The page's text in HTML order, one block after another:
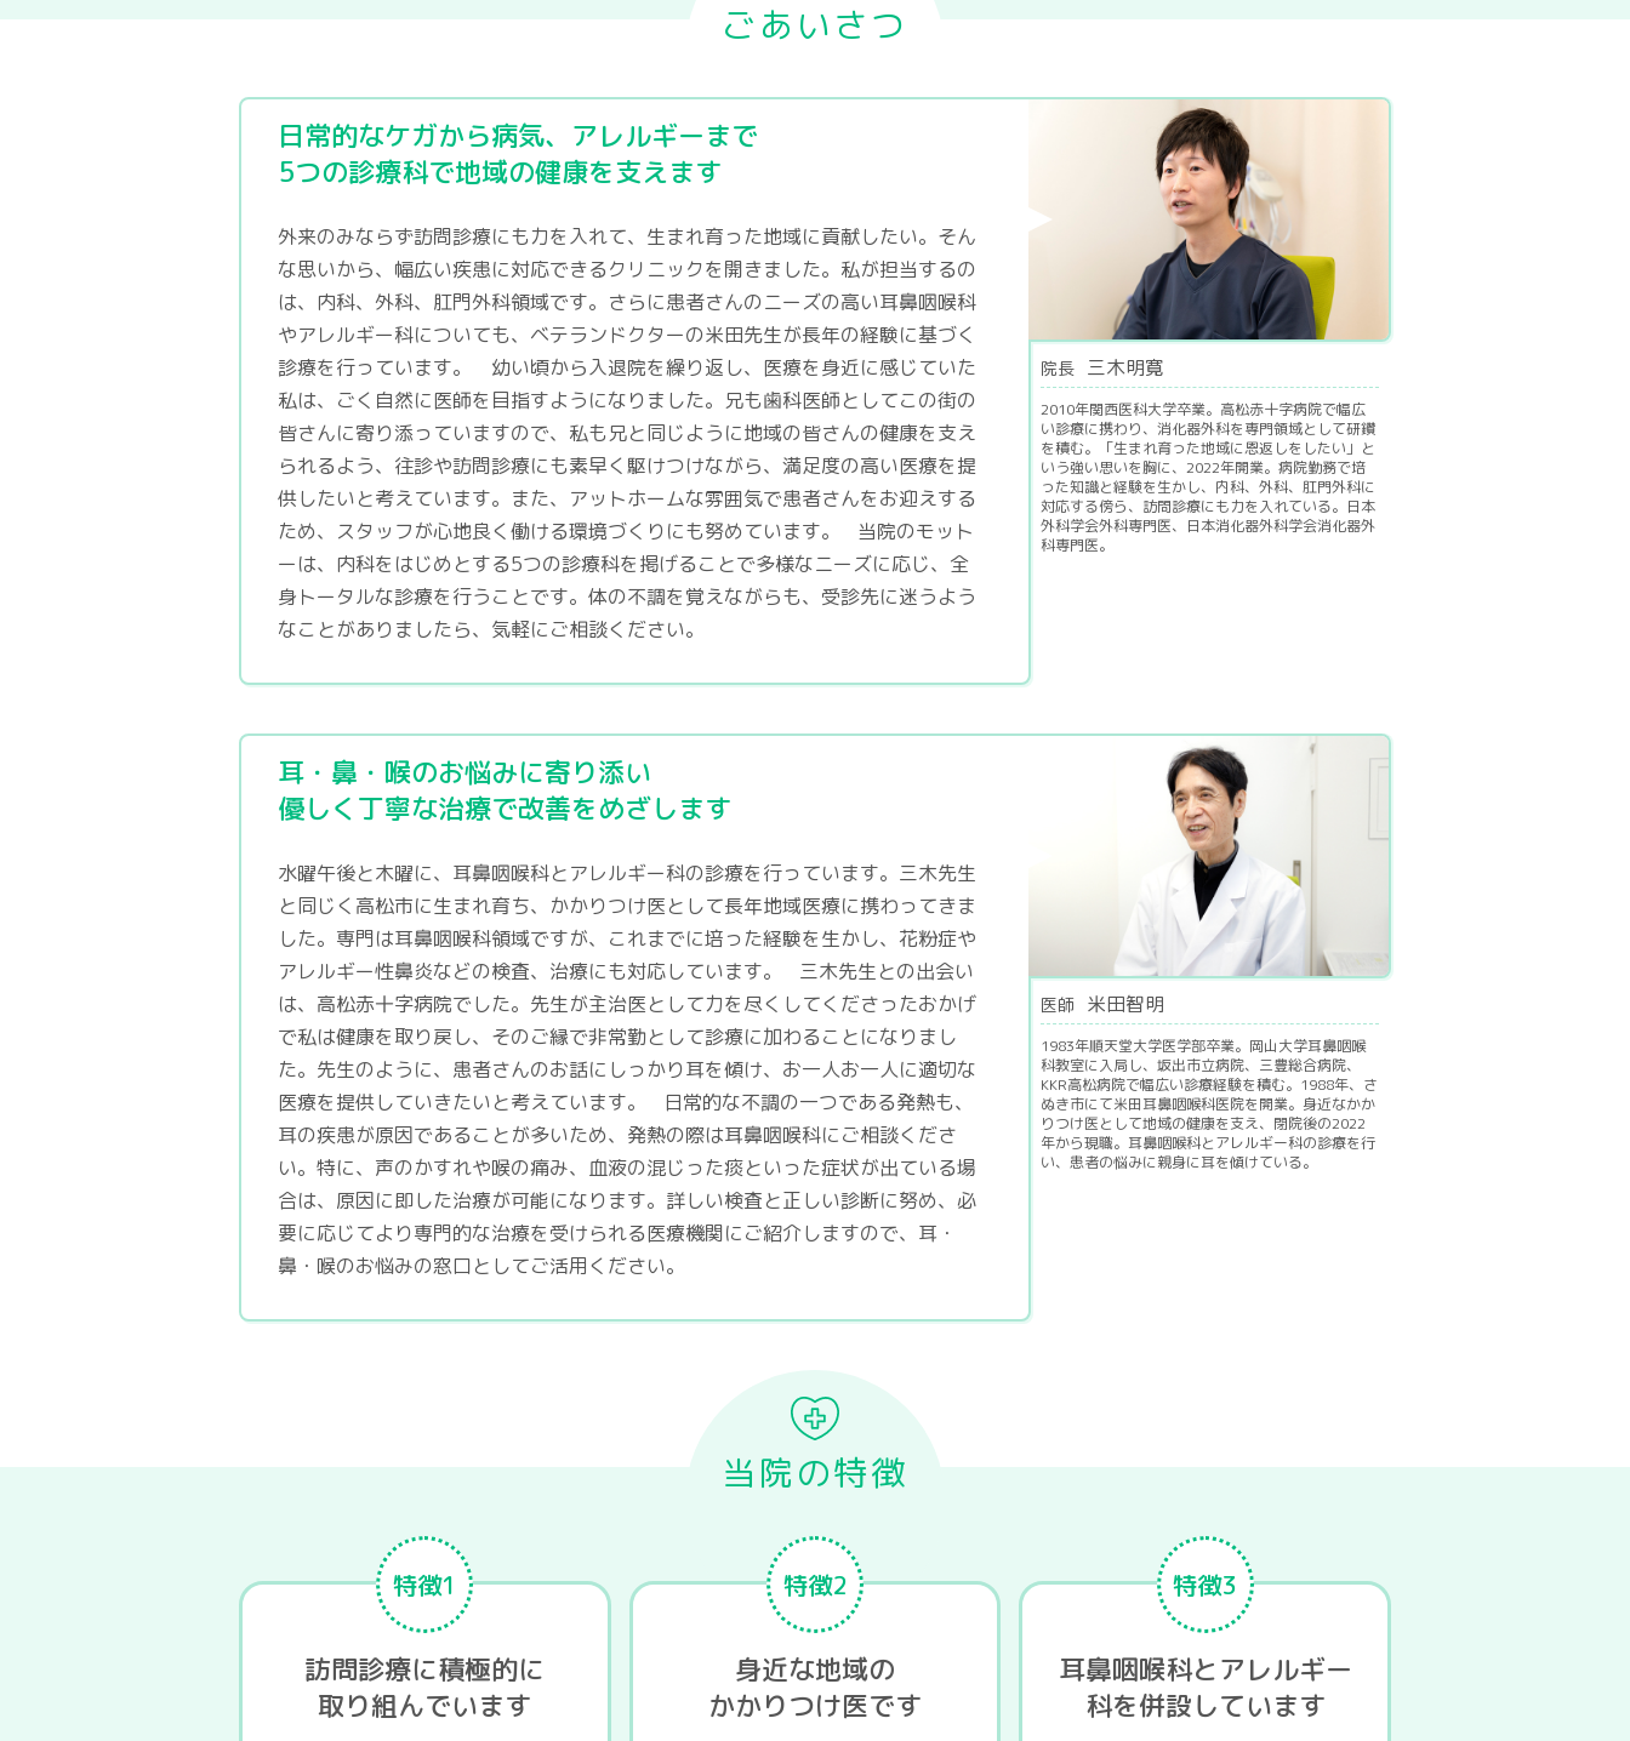
ごあいさつ
院長 三木明寛
2010年関西医科大学卒業。高松赤十字病院で幅広
い診療に携わり、消化器外科を専門領域として研鑽
を積む。「生まれ育った地域に恩返しをしたい」と
いう強い思いを胸に、2022年開業。病院勤務で培
った知識と経験を生かし、内科、外科、肛門外科に
対応する傍ら、訪問診療にも力を入れている。日本
外科学会外科専門医、日本消化器外科学会消化器外
科専門医。
日常的なケガから病気、アレルギーまで
5つの診療科で地域の健康を支えます
外来のみならず訪問診療にも力を入れて、生まれ育った地域に貢献したい。そん
な思いから、幅広い疾患に対応できるクリニックを開きました。私が担当するの
は、内科、外科、肛門外科領域です。さらに患者さんのニーズの高い耳鼻咽喉科
やアレルギー科についても、ベテランドクターの米田先生が長年の経験に基づく
診療を行っています。 幼い頃から入退院を繰り返し、医療を身近に感じていた
私は、ごく自然に医師を目指すようになりました。兄も歯科医師としてこの街の
皆さんに寄り添っていますので、私も兄と同じように地域の皆さんの健康を支え
られるよう、往診や訪問診療にも素早く駆けつけながら、満足度の高い医療を提
供したいと考えています。また、アットホームな雰囲気で患者さんをお迎えする
ため、スタッフが心地良く働ける環境づくりにも努めています。 当院のモット
ーは、内科をはじめとする5つの診療科を掲げることで多様なニーズに応じ、全
身トータルな診療を行うことです。体の不調を覚えながらも、受診先に迷うよう
なことがありましたら、気軽にご相談ください。
医師 米田智明
1983年順天堂大学医学部卒業。岡山大学耳鼻咽喉
科教室に入局し、坂出市立病院、三豊総合病院、
KKR高松病院で幅広い診療経験を積む。1988年、さ
ぬき市にて米田耳鼻咽喉科医院を開業。身近なかか
りつけ医として地域の健康を支え、閉院後の2022
年から現職。耳鼻咽喉科とアレルギー科の診療を行
い、患者の悩みに親身に耳を傾けている。
耳・鼻・喉のお悩みに寄り添い
優しく丁寧な治療で改善をめざします
水曜午後と木曜に、耳鼻咽喉科とアレルギー科の診療を行っています。三木先生
と同じく高松市に生まれ育ち、かかりつけ医として長年地域医療に携わってきま
した。専門は耳鼻咽喉科領域ですが、これまでに培った経験を生かし、花粉症や
アレルギー性鼻炎などの検査、治療にも対応しています。 三木先生との出会い
は、高松赤十字病院でした。先生が主治医として力を尽くしてくださったおかげ
で私は健康を取り戻し、そのご縁で非常勤として診療に加わることになりまし
た。先生のように、患者さんのお話にしっかり耳を傾け、お一人お一人に適切な
医療を提供していきたいと考えています。 日常的な不調の一つである発熱も、
耳の疾患が原因であることが多いため、発熱の際は耳鼻咽喉科にご相談くださ
い。特に、声のかすれや喉の痛み、血液の混じった痰といった症状が出ている場
合は、原因に即した治療が可能になります。詳しい検査と正しい診断に努め、必
要に応じてより専門的な治療を受けられる医療機関にご紹介しますので、耳・
鼻・喉のお悩みの窓口としてご活用ください。
当院の特徴
特徴1
訪問診療に積極的に
取り組んでいます
特徴2
身近な地域の
かかりつけ医です
特徴3
耳鼻咽喉科とアレルギー
科を併設しています